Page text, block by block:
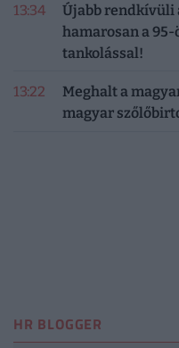
13:34
Újabb rendkívüli
hamarosan a
tankolással!
13:22
Meghalt a
magyar
HR BLOGGER